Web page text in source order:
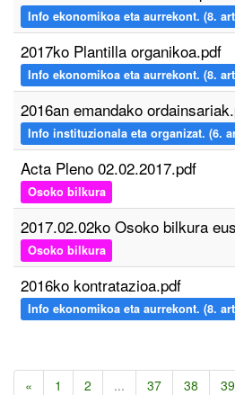
Info ekonomikoa eta aurrekont. (8.
2017ko Plantilla organikoa.pdf
Info ekonomikoa eta aurrekont. (8.
2016an emandako
Info instituzionala eta organizat. (6.
Acta Pleno 02.02.2017.pdf
Osoko bilkura
2017.02.02ko Osoko bilkura
Osoko bilkura
2016ko kontratazioa.pdf
Info ekonomikoa eta aurrekont. (8.
« 1 2 ... 37 38 39